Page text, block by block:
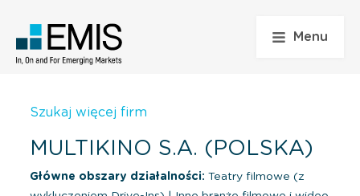
Menu
Szukaj więcej firm
MULTIKINO S.A. (POLSKA)
Główne obszary działalności: Teatry filmowe (z